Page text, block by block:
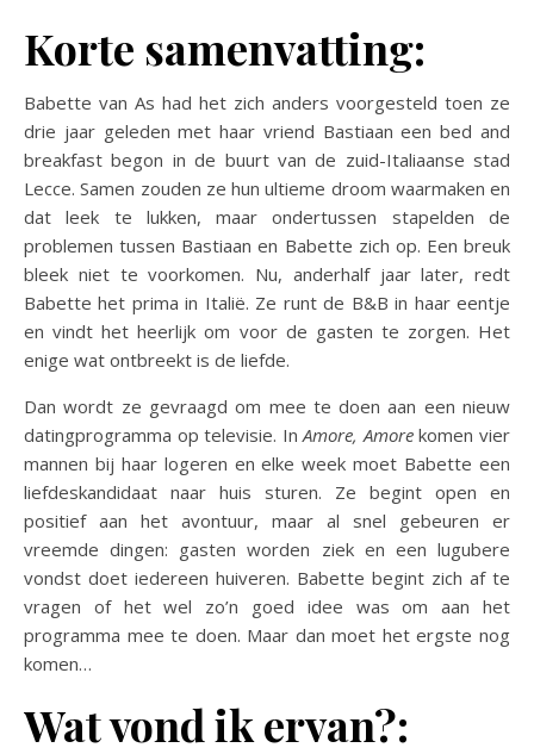
Korte samenvatting:
Babette van As had het zich anders voorgesteld toen ze
drie jaar geleden met haar vriend Bastiaan een bed and
breakfast begon in de buurt van de zuid-Italiaanse stad
Lecce. Samen zouden ze hun ultieme droom waarmaken en
dat leek te lukken, maar ondertussen stapelden de
problemen tussen Bastiaan en Babette zich op. Een breuk
bleek niet te voorkomen. Nu, anderhalf jaar later, redt
Babette het prima in Italië. Ze runt de B&B in haar eentje
en vindt het heerlijk om voor de gasten te zorgen. Het
enige wat ontbreekt is de liefde.
Dan wordt ze gevraagd om mee te doen aan een nieuw
datingprogramma op televisie. InAmore, Amorekomen vier
mannen bij haar logeren en elke week moet Babette een
liefdeskandidaat naar huis sturen. Ze begint open en
positief aan het avontuur, maar al snel gebeuren er
vreemde dingen: gasten worden ziek en een lugubere
vondst doet iedereen huiveren. Babette begint zich af te
vragen of het wel zo’n goed idee was om aan het
programma mee te doen. Maar dan moet het ergste nog
komen…
Wat vond ik ervan?: